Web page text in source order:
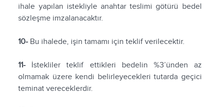
ihale yapılan istekliyle anahtar teslimi götürü bedel
sözleşme imzalanacaktır.
10- Bu ihalede, işin tamamı için teklif verilecektir.
11- İstekliler teklif ettikleri bedelin %3’ünden az
olmamak üzere kendi belirleyecekleri tutarda geçici
teminat vereceklerdir.